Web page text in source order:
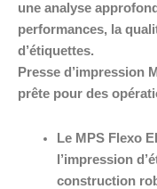
une analyse
performances, la
d’étiquettes.
Presse d’impression
prête pour des
Le MPS Flexo
l’impression
construction